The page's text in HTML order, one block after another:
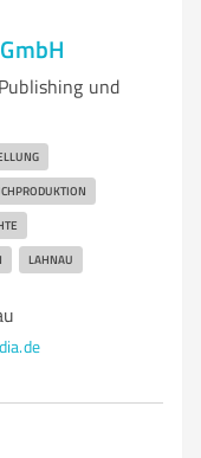
und
LAHNAU